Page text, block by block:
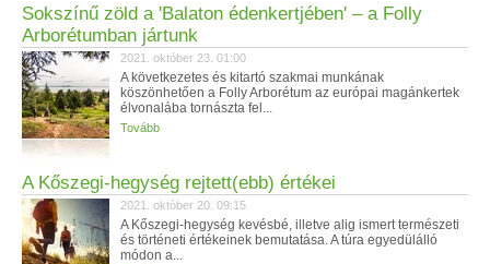
Sokszínű zöld a 'Balaton édenkertjében' – a Folly
Arborétumban jártunk
2021. október 23. 01:00
A következetes és kitartó szakmai munkának
köszönhetően a Folly Arborétum az európai magánkertek
élvonalába tornászta fel...
Tovább
A Kőszegi-hegység rejtett(ebb) értékei
2021. október 20. 09:15
A Kőszegi-hegység kevésbé, illetve alig ismert természeti
és történeti értékeinek bemutatása. A túra egyedülálló
módon a...